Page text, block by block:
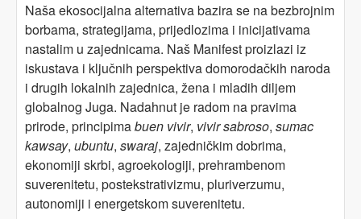
Naša ekosocijalna alternativa bazira se na bezbrojnim
borbama, strategijama, prijedlozima i inicijativama
nastalim u zajednicama. Naš Manifest proizlazi iz
iskustava i ključnih perspektiva domorodačkih naroda
i drugih lokalnih zajednica, žena i mladih diljem
globalnog Juga. Nadahnut je radom na pravima
prirode, principimabuen vivir, vivir sabroso, sumac
kawsay, ubuntu, swaraj, zajedničkim dobrima,
ekonomiji skrbi, agroekologiji, prehrambenom
suverenitetu, postekstrativizmu, pluriverzumu,
autonomiji i energetskom suverenitetu.